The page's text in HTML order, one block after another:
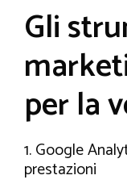
Gli
per la
1. Google
prestazioni